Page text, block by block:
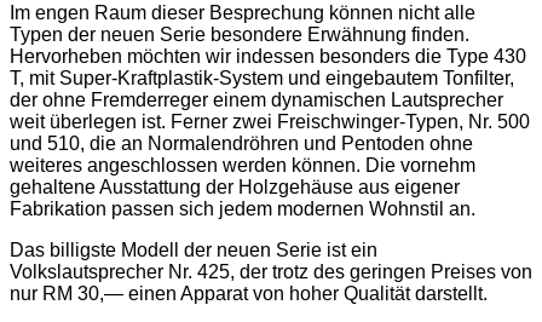
Im engen Raum dieser Besprechung können nicht alle
Typen der neuen Serie besondere Erwähnung finden.
Hervorheben möchten wir indessen besonders die Type 430
T, mit Super-Kraftplastik-System und eingebautem Tonfilter,
der ohne Fremderreger einem dynamischen Lautsprecher
weit überlegen ist. Ferner zwei Freischwinger-Typen, Nr. 500
und 510, die an Normalendröhren und Pentoden ohne
weiteres angeschlossen werden können. Die vornehm
gehaltene Ausstattung der Holzgehäuse aus eigener
Fabrikation passen sich jedem modernen Wohnstil an.
Das billigste Modell der neuen Serie ist ein
Volkslautsprecher Nr. 425, der trotz des geringen Preises von
nur RM 30,— einen Apparat von hoher Qualität darstellt.